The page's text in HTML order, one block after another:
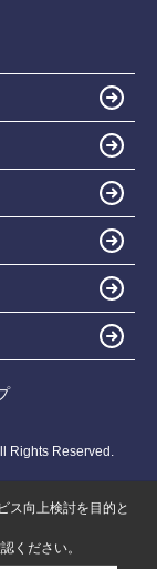
Rights Reserved.
ス向上検討を目的と
ください。